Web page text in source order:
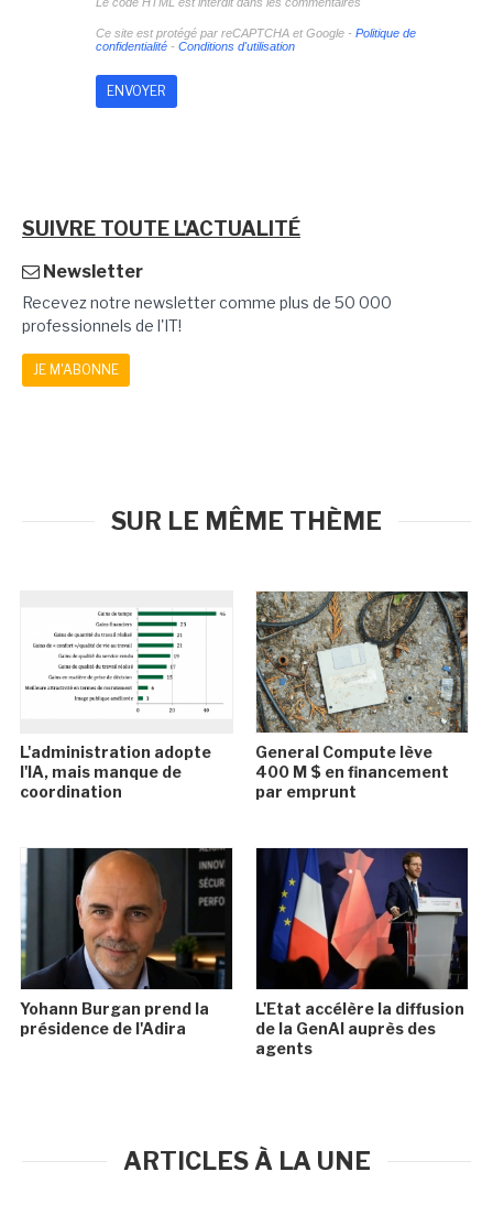
Ce site est protégé par reCAPTCHA et Google - Politique de
confidentialité- Conditions d'utilisation
SUIVRE TOUTE L'ACTUALITÉ
Newsletter
Recevez notre newsletter comme plus de 50 000
professionnels de l'IT!
JE M'ABONNE
SUR LE MÊME THÈME
L'administration adopte
l'IA, mais manque de
coordination
General Compute lève
400 M $ en financement
par emprunt
Yohann Burgan prend la
présidence de l'Adira
L'Etat accélère la diffusion
de la GenAI auprès des
agents
ARTICLES À LA UNE